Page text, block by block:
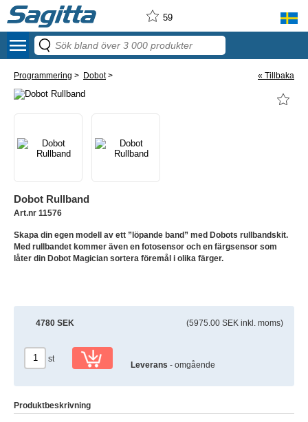
59
menu
Programmering > Dobot> « Tillbaka
Dobot Rullband
Art.nr 11576
Skapa din egen modell av ett ”löpande band” med Dobots rullbandskit.
Med rullbandet kommer även en fotosensor och en färgsensor som
låter din Dobot Magician sortera föremål i olika färger.
4780 SEK (5975.00 SEK inkl. moms)
st
Leverans - omgående
Produktbeskrivning